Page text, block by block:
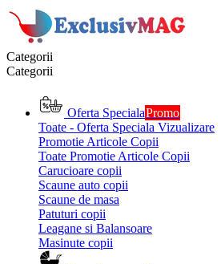
Categorii
Categorii
Oferta SpecialaPromo
Toate - Oferta Speciala Vizualizare
Promotie Articole Copii
Toate Promotie Articole Copii
Carucioare copii
Scaune auto copii
Scaune de masa
Patuturi copii
Leagane si Balansoare
Masinute copii